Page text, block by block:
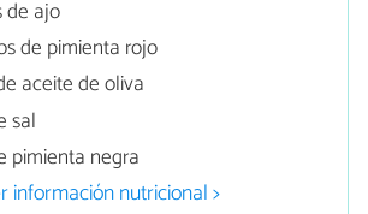
de ajo
de pimienta rojo
aceite de oliva
sal
pimienta negra
información nutricional >